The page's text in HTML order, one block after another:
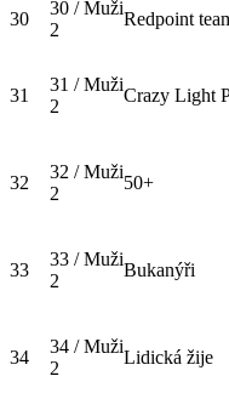
30
30 / Muži
2
Redpoint
31
31 / Muži
2
Crazy Light
32
32 / Muži
2
50+
33
33 / Muži
2
Bukanýři
34
34 / Muži
2
Lidická žije